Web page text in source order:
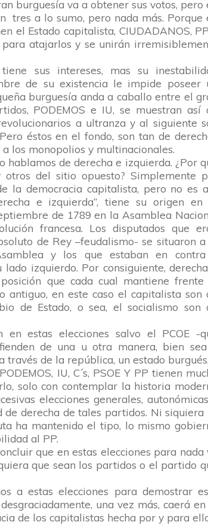
burguesía va a obtener sus votos, pero
tres a lo sumo, pero nada más. Porque
el Estado capitalista, CIUDADANOS,
atajarlos y se unirán
sus intereses, mas su
de su existencia le impide poseer
burguesía anda a caballo entre el
PODEMOS e IU, se muestran así
a ultranza y al siguiente
éstos en el fondo, son tan de
los monopolios y multinacionales.
hablamos de derecha e izquierda. ¿Por
del sitio opuesto? Simplemente
la democracia capitalista, pero no es
e izquierda”, tiene su origen en
de 1789 en la Asamblea
francesa. Los disputados que
de Rey –feudalismo- se situaron a
y los que estaban en
izquierdo. Por consiguiente,
que cada cual mantiene frente
antiguo, en este caso el capitalista son
de Estado, o sea, el socialismo son
estas elecciones salvo el PCOE -
de una u otra manera, bien
través de la república, un estado burgués.
IU, C´s, PSOE Y PP tienen
solo con contemplar la historia
elecciones generales,
derecha de tales partidos. Ni siquiera
ha mantenido el tipo, lo mismo
al PP.
que en estas elecciones para nada
que sean los partidos o el partido
a estas elecciones para demostrar
una vez más, caerá
de los capitalistas hecha por y para